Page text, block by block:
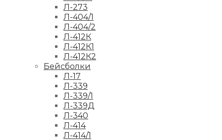
Л-273
Л-404/1
Л-404/2
Л-412К
Л-412К1
Л-412К2
Бейсболки
Л-17
Л-339
Л-339/1
Л-339Д
Л-340
Л-414
Л-414/1